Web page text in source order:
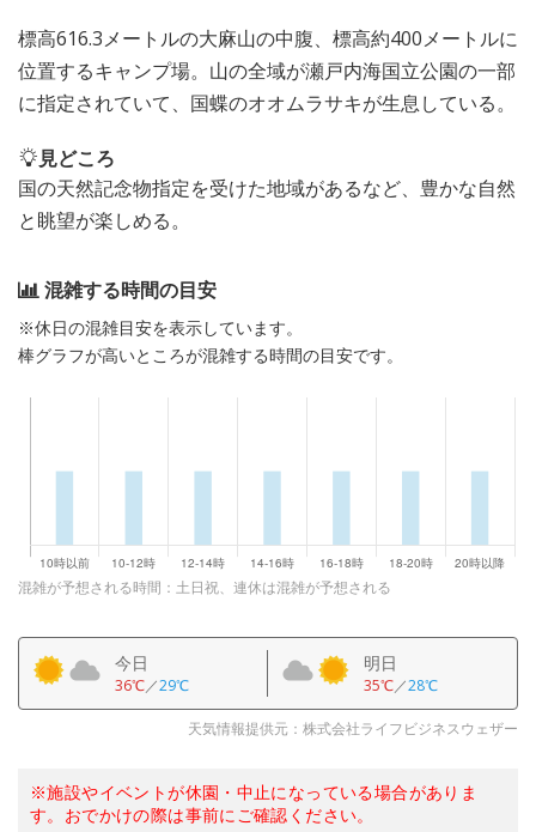
標高616.3メートルの大麻山の中腹、標高約400メートルに
位置するキャンプ場。山の全域が瀬戸内海国立公園の一部
に指定されていて、国蝶のオオムラサキが生息している。
見どころ
国の天然記念物指定を受けた地域があるなど、豊かな自然
と眺望が楽しめる。
混雑する時間の目安
※休日の混雑目安を表示しています。
棒グラフが高いところが混雑する時間の目安です。
混雑が予想される時間：土日祝、連休は混雑が予想される
今日
36℃／29℃
明日
35℃／28℃
天気情報提供元：株式会社ライフビジネスウェザー
※施設やイベントが休園・中止になっている場合がありま
す。おでかけの際は事前にご確認ください。